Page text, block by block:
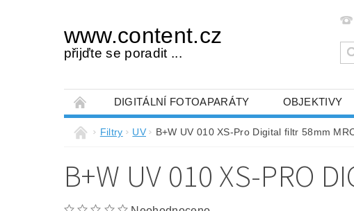
www.content.cz
přijďte se poradit ...
DIGITÁLNÍ FOTOAPARÁTY OBJEKTIVY
OBCHODNÍ PODMÍNKY NAPIŠTE NÁM
Filtry UV B+W UV 010 XS-Pro Digital filtr 58mm
B+W UV 010 XS-PRO